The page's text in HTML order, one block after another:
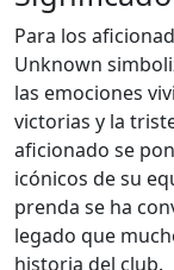
Para los
Unknown
las emociones
victorias y la
aficionado se
icónicos de su
prenda se ha
legado que
historia del club.